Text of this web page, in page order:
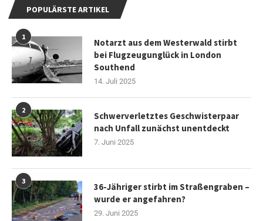
POPULÄRSTE ARTIKEL
1
Notarzt aus dem Westerwald stirbt
bei Flugzeugunglück in London
Southend
14. Juli 2025
2
Schwerverletztes Geschwisterpaar
nach Unfall zunächst unentdeckt
7. Juni 2025
3
36-Jähriger stirbt im Straßengraben –
wurde er angefahren?
29. Juni 2025